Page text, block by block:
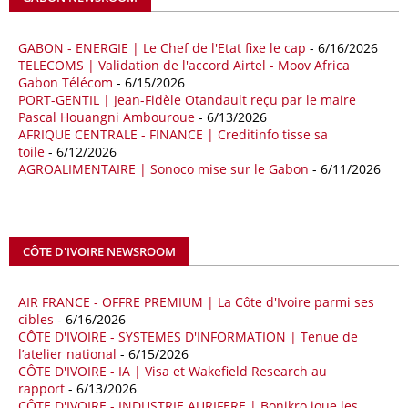
importations chinoises en provenance du continent ont atteint 45,02
quatre premiers mois de 2025.
09/05/26 ITALIE - LIBYE
Les deux pays veulent accélérer leurs projets gaziers communs, afin
de sécuriser davantage les approvisionnements énergétiques en
Méditerranée, dans un contexte marqué par des tensions
géopolitiques internationales et des perturbations sur le marché
mondial du gaz. Réunis à Rome le jeudi 7 mai, la Première ministre
coopération et les investissements dans le secteur énergétique. Cette
séquence survient alors que Rome cherche à réduire son exposition
18/04/26 ALGERIE - BP
La multinationale BP signe son retour en Algérie où un permis de
prospection d’hydrocarbures dans le bassin oriental lui a été attribué
par l’Agence nationale pour la valorisation des ressources en
hydrocarbures (ALNAFT). L’information rendue publique mercredi 15
GABON - ENERGIE | Le Chef de l'Etat fixe le cap - 6/16/2026
TELECOMS | Validation de l'accord Airtel - Moov Africa
Gabon Télécom - 6/15/2026
PORT-GENTIL | Jean-Fidèle Otandault reçu par le maire
Pascal Houangni Ambouroue - 6/13/2026
AFRIQUE CENTRALE - FINANCE | Creditinfo tisse sa
toile - 6/12/2026
AGROALIMENTAIRE | Sonoco mise sur le Gabon - 6/11/2026
CÔTE D'IVOIRE NEWSROOM
AIR FRANCE - OFFRE PREMIUM | La Côte d'Ivoire parmi ses
cibles - 6/16/2026
CÔTE D'IVOIRE - SYSTEMES D'INFORMATION | Tenue de
l’atelier national - 6/15/2026
CÔTE D'IVOIRE - IA | Visa et Wakefield Research au
rapport - 6/13/2026